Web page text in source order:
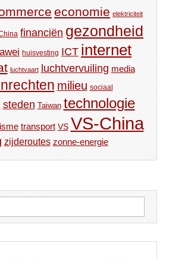
economie elektriciteit
financiën gezondheid
huisvesting ICT internet
luchtvaart luchtvervuiling media
milieu sociaal
steden Taiwan technologie
transport VS VS-China
zijderoutes zonne-energie